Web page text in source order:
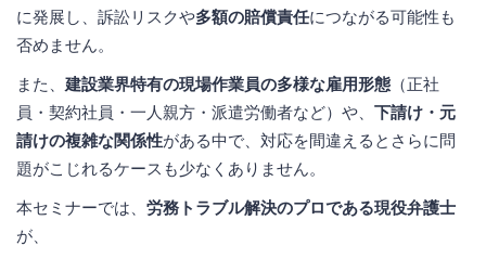
に発展し、訴訟リスクや多額の賠償責任につながる可能性も
否めません。
また、 建設業界特有の現場作業員の多様な雇用形態 （正社
員・契約社員・一人親方・派遣労働者など）や、 下請け・元
請けの複雑な関係性がある中で、対応を間違えるとさらに問
題がこじれるケースも少なくありません。
本セミナーでは、 労務トラブル解決のプロである現役弁護士
が、